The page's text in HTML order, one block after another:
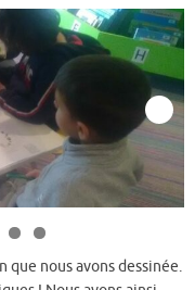
que nous avons dessinée.